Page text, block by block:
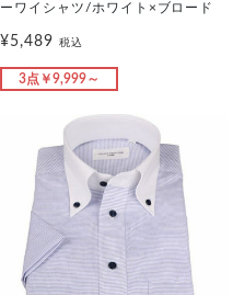
ーワイシャツ/ホワイト×ブロード
¥5,489 税込
3点￥9,999～